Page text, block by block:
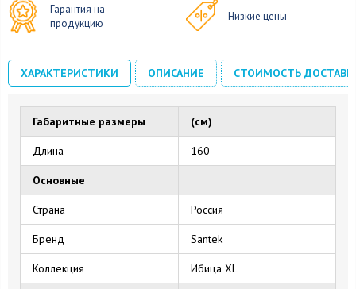
Гарантия на
продукцию
Низкие цены
ХАРАКТЕРИСТИКИ ОПИСАНИЕ СТОИМОСТЬ
Габаритные размеры (см)
Длина 160
Основные
Страна Россия
Бренд Santek
Коллекция Ибица XL